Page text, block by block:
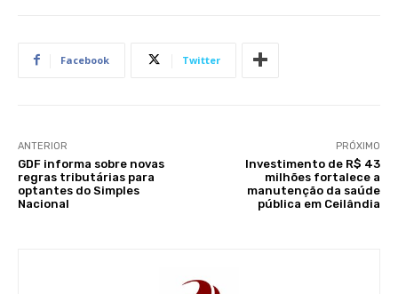
Facebook Twitter
ANTERIOR
GDF informa sobre novas
regras tributárias para
optantes do Simples
Nacional
PRÓXIMO
Investimento de R$ 43
milhões fortalece a
manutenção da saúde
pública em Ceilândia